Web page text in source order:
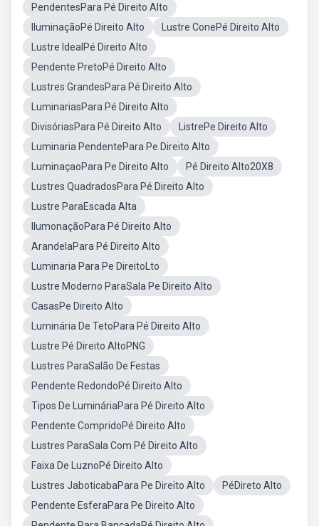
PendentesPara Pé Direito Alto
IluminaçãoPé Direito Alto
Lustre ConePé Direito Alto
Lustre IdealPé Direito Alto
Pendente PretoPé Direito Alto
Lustres GrandesPara Pé Direito Alto
LuminariasPara Pé Direito Alto
DivisóriasPara Pé Direito Alto
ListrePe Direito Alto
Luminaria PendentePara Pe Direito Alto
LuminaçaoPara Pe Direito Alto
Pé Direito Alto20X8
Lustres QuadradosPara Pé Direito Alto
Lustre ParaEscada Alta
IlumonaçãoPara Pé Direito Alto
ArandelaPara Pé Direito Alto
Luminaria Para Pe DireitoLto
Lustre Moderno ParaSala Pe Direito Alto
CasasPe Direito Alto
Luminária De TetoPara Pé Direito Alto
Lustre Pé Direito AltoPNG
Lustres ParaSalão De Festas
Pendente RedondoPé Direito Alto
Tipos De LumináriaPara Pé Direito Alto
Pendente CompridoPé Direito Alto
Lustres ParaSala Com Pé Direito Alto
Faixa De LuznoPé Direito Alto
Lustres JaboticabaPara Pe Direito Alto
PéDireto Alto
Pendente EsferaPara Pe Direito Alto